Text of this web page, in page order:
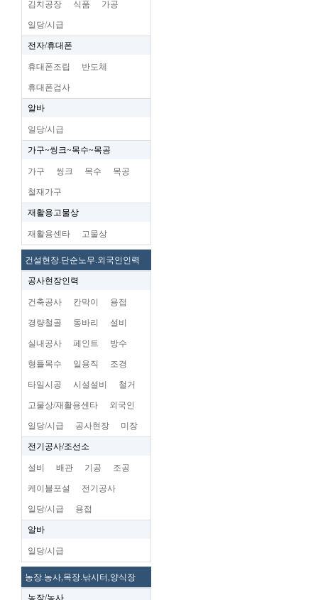
김치공장 식품 가공
일당/시급
전자/휴대폰
휴대폰조립 반도체
휴대폰검사
알바
일당/시급
가구~씽크~목수~목공
가구 씽크 목수 목공
철재가구
재활용고물상
재활용센타 고물상
건설현장.단순노무.외국인인력
공사현장인력
건축공사 칸막이 용접
경량철골 동바리 설비
실내공사 페인트 방수
형틀목수 일용직 조경
타일시공 시설설비 철거
고물상/재활용센타 외국인
일당/시급 공사현장 미장
전기공사/조선소
설비 배관 기공 조공
케이블포설 전기공사
일당/시급 용접
알바
일당/시급
농장.농사,목장.낚시터,양식장
농장/농사